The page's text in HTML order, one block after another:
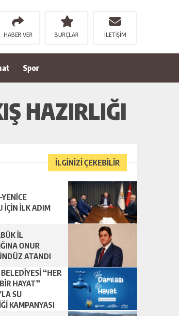
HABER VER BURÇLAR İLETİŞİM
Spor
HAZIRLIĞI
İLGİNİZİ ÇEKEBİLİR
İÇİN İLK ADIM
İL
ONUR
ATANDI
“HER
HAYAT”
SU
KAMPANYASI